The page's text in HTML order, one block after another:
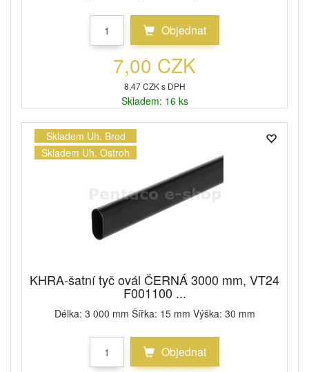
Objednat
7,00 CZK
8,47 CZK s DPH
Skladem: 16 ks
Skladem Uh. Brod
Skladem Uh. Ostroh
KHRA-šatní tyč ovál ČERNÁ 3000 mm, VT24
F001100 ...
Délka: 3 000 mm Šířka: 15 mm Výška: 30 mm
Objednat